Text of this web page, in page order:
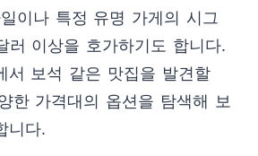
이나 특정 유명 가게의 시그
러 이상을 호가하기도 합니다.
서 보석 같은 맛집을 발견할
한 가격대의 옵션을 탐색해 보
니다.